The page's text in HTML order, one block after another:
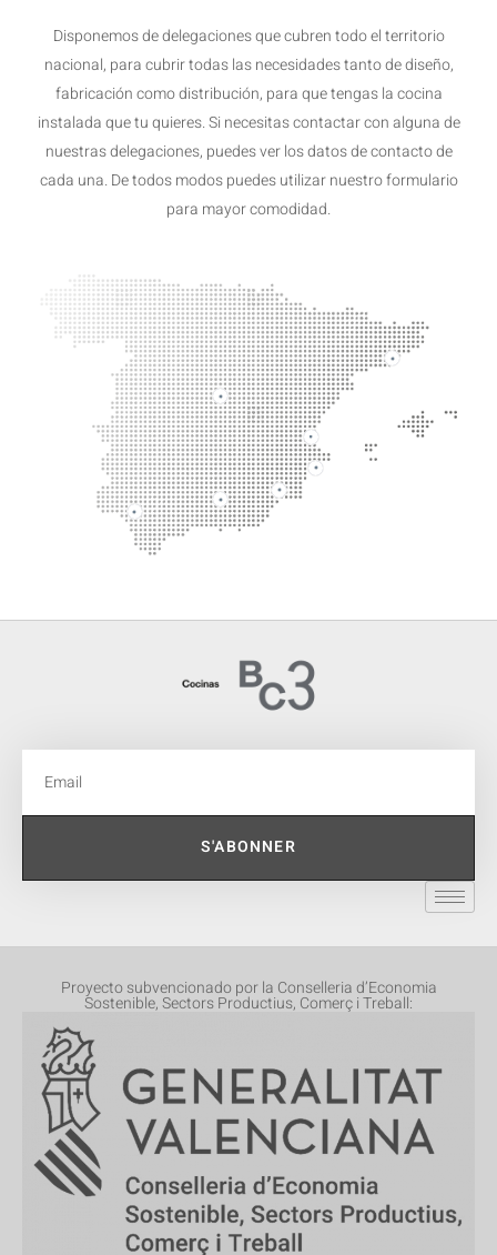
Disponemos de delegaciones que cubren todo el territorio
nacional, para cubrir todas las necesidades tanto de diseño,
fabricación como distribución, para que tengas la cocina
instalada que tu quieres. Si necesitas contactar con alguna de
nuestras delegaciones, puedes ver los datos de contacto de
cada una. De todos modos puedes utilizar nuestro formulario
para mayor comodidad.
S'ABONNER
Proyecto subvencionado por la Conselleria d’Economia
Sostenible, Sectors Productius, Comerç i Treball: